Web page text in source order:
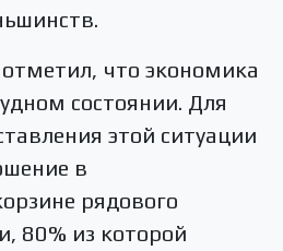
что экономика
состоянии. Для
этой ситуации
в
рядового
80% из которой